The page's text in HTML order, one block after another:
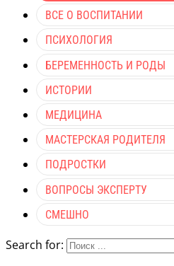
ВСЕ О ВОСПИТАНИИ
ПСИХОЛОГИЯ
БЕРЕМЕННОСТЬ И РОДЫ
ИСТОРИИ
МЕДИЦИНА
МАСТЕРСКАЯ РОДИТЕЛЯ
ПОДРОСТКИ
ВОПРОСЫ ЭКСПЕРТУ
СМЕШНО
Search for: